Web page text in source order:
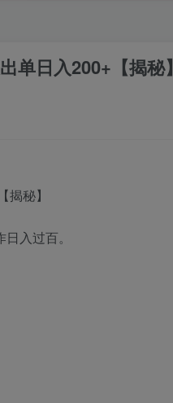
单日入200+【揭秘】
入过百。